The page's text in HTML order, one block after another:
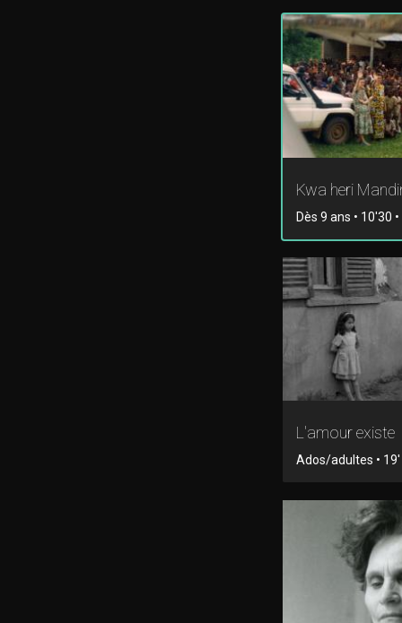
Kwa heri
Dès 9 ans • 10'30
L'amour existe
Ados/adultes •